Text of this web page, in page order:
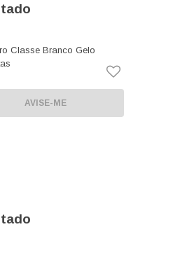
Classe Branco Gelo
AVISE-ME